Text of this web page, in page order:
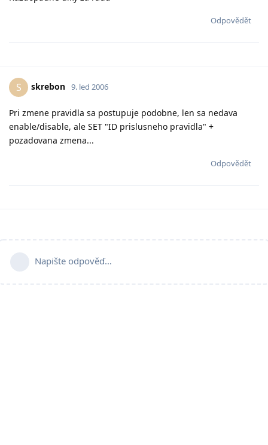
Odpovědět
S skrebon 9. led 2006
Pri zmene pravidla sa postupuje podobne, len sa nedava
enable/disable, ale SET "ID prislusneho pravidla" +
pozadovana zmena...
Odpovědět
Napište odpověď…